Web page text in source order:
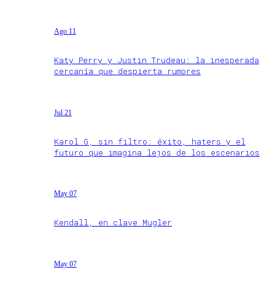
Ago 11
Katy Perry y Justin Trudeau: la inesperada
cercanía que despierta rumores
Jul 21
Karol G, sin filtro: éxito, haters y el
futuro que imagina lejos de los escenarios
May 07
Kendall, en clave Mugler
May 07